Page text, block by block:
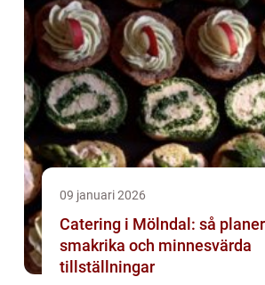
09 januari 2026
Catering i Mölndal: så
smakrika och minnesvärda
tillställningar